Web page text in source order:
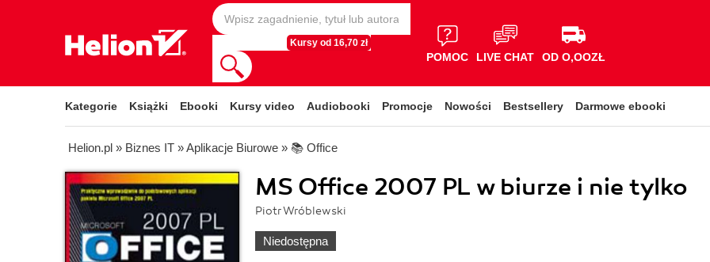
Kursy od 16,70 zł
POMOC LIVE CHAT OD O,OOZŁ
Kategorie Książki Ebooki Kursy video Audiobooki Promocje Nowości Bestsellery Darmowe ebooki
Helion.pl » Biznes IT »Aplikacje Biurowe » 📚 Office
MS Office 2007 PL w biurze i nie tylko
Piotr Wróblewski
Niedostępna